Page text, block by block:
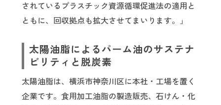
されているプラスチック資源循環促進法の適用と
ともに、回収拠点も拡大させてまいります。」
太陽油脂によるパーム油のサステナ
ビリティと脱炭素
太陽油脂は、横浜市神奈川区に本社・工場を置く
企業です。食用加工油脂の製造販売、石けん・化